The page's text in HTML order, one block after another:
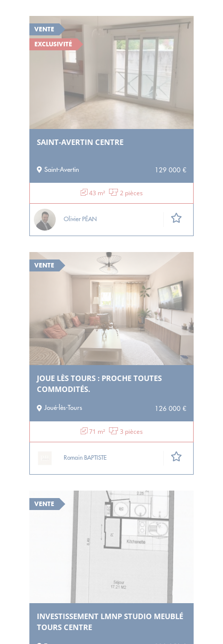
VENTE
EXCLUSIVITÉ
SAINT-AVERTIN CENTRE
Saint-Avertin 129 000 €
43 m² 2 pièces
Olivier PÉAN
VENTE
JOUE LÈS TOURS : PROCHE TOUTES
COMMODITÉS.
Joué-lès-Tours 126 000 €
71 m² 3 pièces
Romain BAPTISTE
VENTE
INVESTISSEMENT LMNP STUDIO MEUBLÉ
TOURS CENTRE